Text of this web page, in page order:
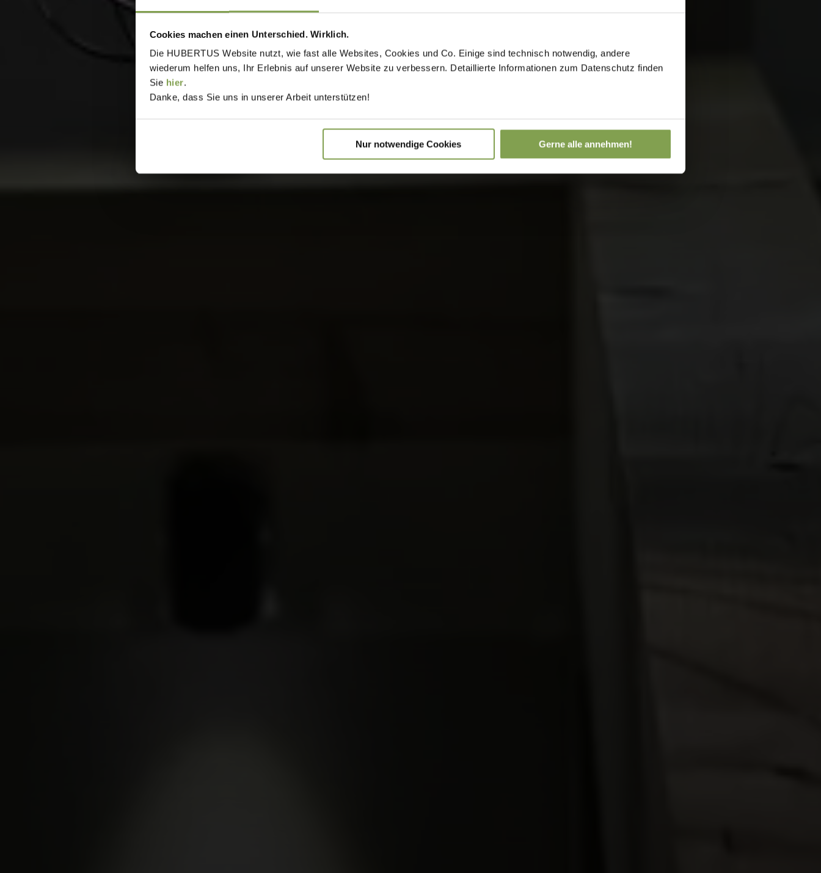
Cookies machen einen Unterschied. Wirklich.
Die HUBERTUS Website nutzt, wie fast alle Websites, Cookies und Co. Einige sind technisch notwendig, andere
wiederum helfen uns, Ihr Erlebnis auf unserer Website zu verbessern. Detaillierte Informationen zum Datenschutz finden
Sie hier.
Danke, dass Sie uns in unserer Arbeit unterstützen!
Nur notwendige Cookies Gerne alle annehmen!